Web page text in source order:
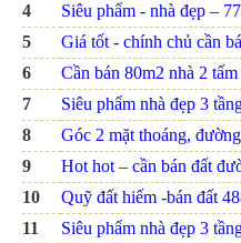
4
Siêu phẩm - nhà đẹp –
5
Giá tốt - chính chủ cần
6
Cần bán 80m2 nhà 2
7
Siêu phẩm nhà đẹp 3
8
Góc 2 mặt thoáng,
9
Hot hot – cần bán đất
10
Quỹ đất hiếm -bán đất
11
Siêu phẩm nhà đẹp 3